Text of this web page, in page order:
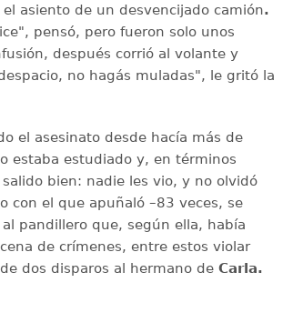
asiento de un desvencijado camión.
pensó, pero fueron solo unos
después corrió al volante y
no hagás muladas", le gritó la
el asesinato desde hacía más de
estaba estudiado y, en términos
bien: nadie les vio, y no olvidó
con el que apuñaló –83 veces, se
pandillero que, según ella, había
de crímenes, entre estos violar
dos disparos al hermano de Carla.